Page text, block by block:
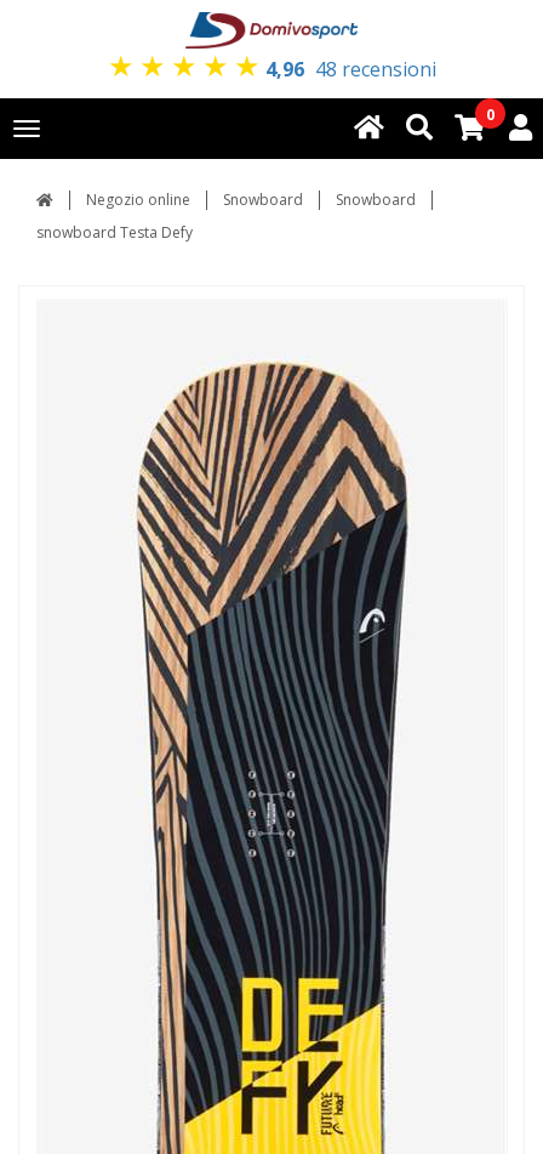
★ ★ ★ ★ ★ 4,96 48 recensioni
Toggle
navigation
0
Negozio online Snowboard
Snowboard
snowboard Testa Defy